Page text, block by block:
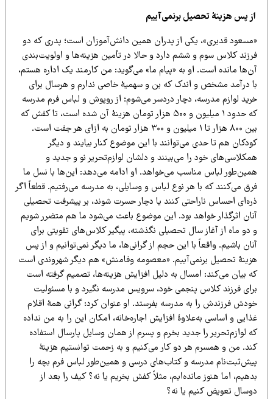
پس هزینۀ تحصیل برنمی‌آییم
قدیری»، یکی از پدران همین دانش‌آموزان است؛ پدری که دو
کلاس سوم و ششم دارد و حالا در تأمین هزینه‌ها و اولویت‌بندی
مانده است. او به «پیام ما» می‌گوید: من کارمند یک اداره هستم،
درآمد مشخص و اندک که بن و سهمیۀ خاصی ندارم و هرسال برای
لوازم مدرسه، دچار دردسر می‌شوم؛ از روپوش و لباس فرم مدرسه
که حدود ۱ میلیون و ۵۰۰ هزار تومان هزینۀ آن شده است، تا کفش که
بین ۸۰۰ هزار تا ۱ میلیون و ۳۰۰ هزار تومان به ازای هر جفت است.
هم تا حدی می‌توانند با این موضوع کنار بیایند و دیگر
خود را می‌بینند و دلشان لوازم‌تحریر نو و جدید و
لباس مناسب می‌خواهد. او ادامه می‌دهد: این‌ها با نسل ما
می‌کنند که با هر نوع لباس و وسایلی، به مدرسه می‌رفتیم. قطعاً اگر
احساس ناراحتی کنند یا دچار حسرت شوند، بر پیشرفت تحصیلی
اثرگذار خواهد بود. این موضوع باعث می‌شود ما هم متضرر شویم
دو ماه از آغاز سال تحصیلی نگذشته، پیگیر کلاس‌های تقویتی برای
باشیم. واقعاً با این حجم از گرانی‌ها، ما دیگر نمی‌توانیم و از پس
تحصیل برنمی‌آییم. «معصومه وفامنش» هم دیگر شهروندی است
بیان می‌کند: امسال به دلیل افزایش هزینه‌ها، تصمیم گرفته است
فرزند کلاس پنجمی خود، سرویس مدرسه نگیرد و با مسئولیت
فرزندش را به مدرسه بفرستد. او عنوان کرد: گرانی همۀ اقلام
و اساسی به‌علاوۀ افزایش اجاره‌خانه، امکان این را به من نداده
لوازم‌تحریر را جدید بخرم و پسرم از همان وسایل پارسال استفاده
من و همسرم هر دو کار می‌کنیم و به زحمت توانستیم هزینۀ
مدرسه و کتاب‌های درسی و همین‌طور لباس فرم بچه را
اما هنوز مانده‌ایم، مثلاً کفش بخریم یا نه؟ کیف را بعد از
تعویض کنیم یا نه؟